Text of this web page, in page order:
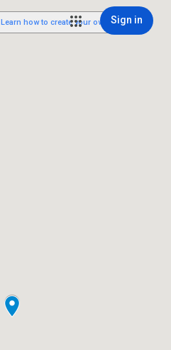
Sign in
Learn how to create your own.